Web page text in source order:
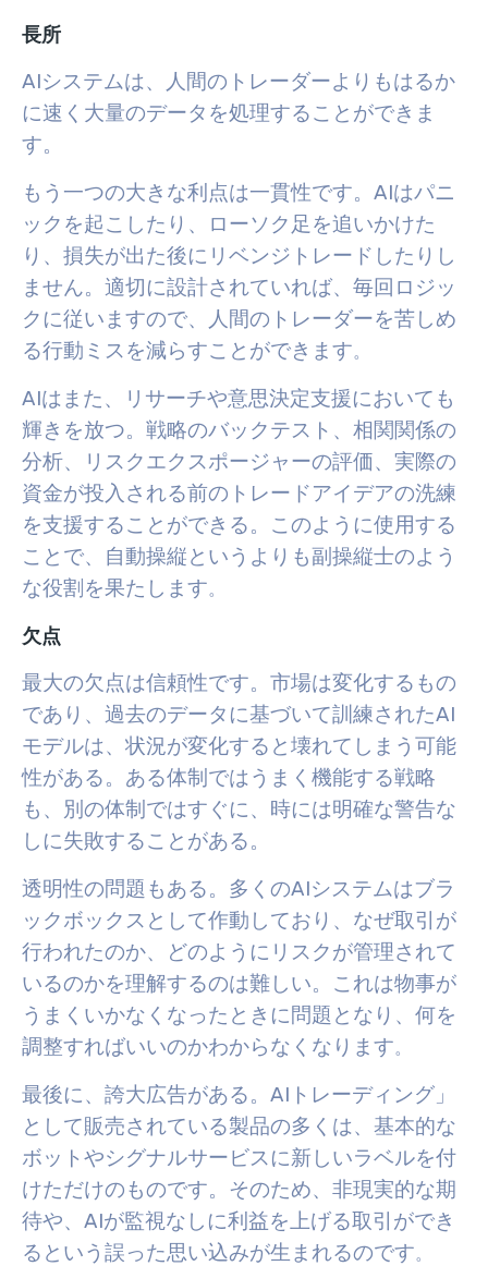
長所
AIシステムは、人間のトレーダーよりもはるか
に速く大量のデータを処理することができま
す。
もう一つの大きな利点は一貫性です。AIはパニ
ックを起こしたり、ローソク足を追いかけた
り、損失が出た後にリベンジトレードしたりし
ません。適切に設計されていれば、毎回ロジッ
クに従いますので、人間のトレーダーを苦しめ
る行動ミスを減らすことができます。
AIはまた、リサーチや意思決定支援においても
輝きを放つ。戦略のバックテスト、相関関係の
分析、リスクエクスポージャーの評価、実際の
資金が投入される前のトレードアイデアの洗練
を支援することができる。このように使用する
ことで、自動操縦というよりも副操縦士のよう
な役割を果たします。
欠点
最大の欠点は信頼性です。市場は変化するもの
であり、過去のデータに基づいて訓練されたAI
モデルは、状況が変化すると壊れてしまう可能
性がある。ある体制ではうまく機能する戦略
も、別の体制ではすぐに、時には明確な警告な
しに失敗することがある。
透明性の問題もある。多くのAIシステムはブラ
ックボックスとして作動しており、なぜ取引が
行われたのか、どのようにリスクが管理されて
いるのかを理解するのは難しい。これは物事が
うまくいかなくなったときに問題となり、何を
調整すればいいのかわからなくなります。
最後に、誇大広告がある。AIトレーディング」
として販売されている製品の多くは、基本的な
ボットやシグナルサービスに新しいラベルを付
けただけのものです。そのため、非現実的な期
待や、AIが監視なしに利益を上げる取引ができ
るという誤った思い込みが生まれるのです。